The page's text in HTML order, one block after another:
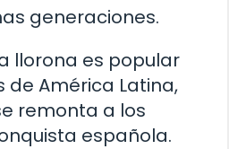
generaciones.
llorona es popular
de América Latina,
remonta a los
española.